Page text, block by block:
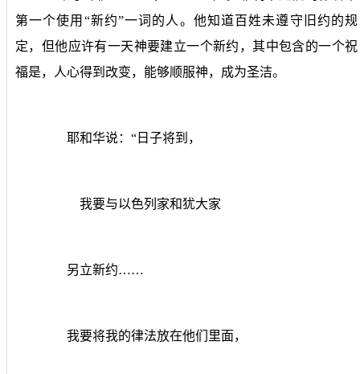
第一个使用“新约”一词的人。他知道百姓未遵守旧约的规
定，但他应许有一天神要建立一个新约，其中包含的一个祝
福是，人心得到改变，能够顺服神，成为圣洁。
耶和华说：“日子将到，
我要与以色列家和犹大家
另立新约……
我要将我的律法放在他们里面，